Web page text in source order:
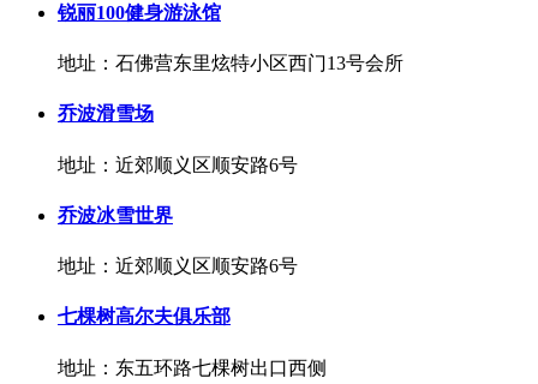
锐丽100健身游泳馆
地址：石佛营东里炫特小区西门13号会所
乔波滑雪场
地址：近郊顺义区顺安路6号
乔波冰雪世界
地址：近郊顺义区顺安路6号
七棵树高尔夫俱乐部
地址：东五环路七棵树出口西侧